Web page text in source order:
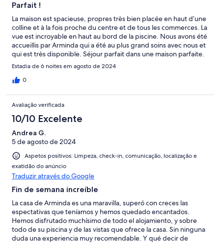
Parfait !
La maison est spacieuse, propres très bien placée en haut d’une
colline et à la fois proche du centre et de tous les commerces. La
vue est incroyable en haut au bord de la piscine. Nous avons été
accueillis par Arminda qui a été au plus grand soins avec nous et
qui est très disponible. Séjour parfait dans une maison parfaite.
Merci
Estadia de 6 noites em agosto de 2024
0
Avaliação verificada
10/10 Excelente
Andrea G.
5 de agosto de 2024
Aspetos positivos: Limpeza, check-in, comunicação, localização e
exatidão do anúncio
Traduzir através do Google
Fin de semana increíble
La casa de Arminda es una maravilla, superó con creces las
espectativas que teníamos y hemos quedado encantados.
Hemos disfrutado muchísimo de todo el alojamiento, y sobre
todo de su piscina y de las vistas que ofrece la casa. Sin ninguna
duda una experiencia muy recomendable. Y qué decir de